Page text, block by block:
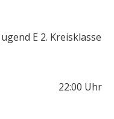
E 2. Kreisklasse
22:00 Uhr